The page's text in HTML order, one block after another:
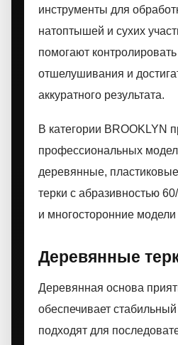
инструменты для
натоптышей и сухих
помогают
отшелушивания и
аккуратного результата.
В категории BROOKLYN
профессиональных
деревянные,
терки с абразивностью
и многосторонние
Деревянные
Деревянная основа
обеспечивает
подходят для